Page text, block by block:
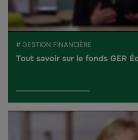
# GESTION FINANCIÈRE
Tout savoir sur le fonds GER